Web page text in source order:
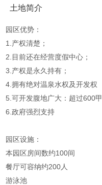
土地简介
园区优势：
1.产权清楚；
2.目前还在经营度假中心；
3.产权是永久持有；
4.拥有绝对温泉水权及开发权
5.可开发腹地广大：超过600甲
6.政府强烈支持
园区设施：
本园区房间数约100间
餐厅可容纳约200人
游泳池